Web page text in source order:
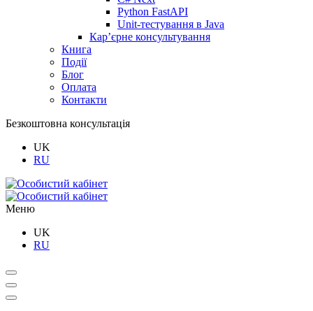
Python FastAPI
Unit-тестування в Java
Кар’єрне консультування
Книга
Події
Блог
Оплата
Контакти
Безкоштовна консультація
UK
RU
Меню
UK
RU